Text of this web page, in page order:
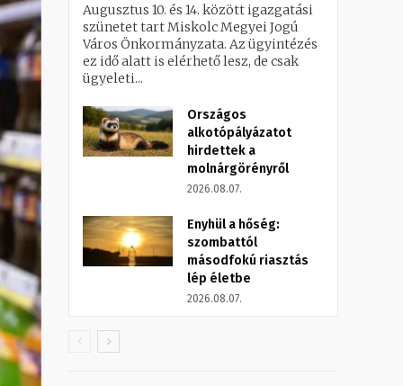
Augusztus 10. és 14. között igazgatási
szünetet tart Miskolc Megyei Jogú
Város Önkormányzata. Az ügyintézés
ez idő alatt is elérhető lesz, de csak
ügyeleti...
Országos
alkotópályázatot
hirdettek a
molnárgörényről
2026.08.07.
Enyhül a hőség:
szombattól
másodfokú riasztás
lép életbe
2026.08.07.